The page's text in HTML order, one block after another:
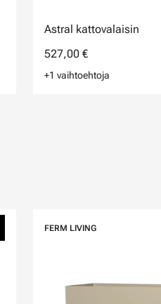
Astral kattovalaisin
527,00 €
+1 vaihtoehtoja
FERM LIVING